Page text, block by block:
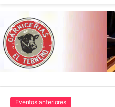
Eventos anteriores